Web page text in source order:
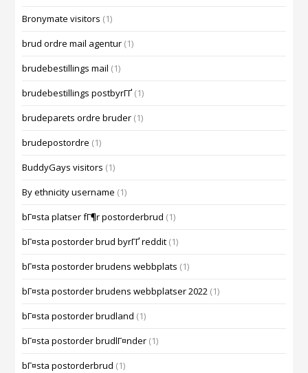
Bronymate visitors (1)
brud ordre mail agentur (1)
brudebestillings mail (1)
brudebestillings postbyrГҐ (1)
brudeparets ordre bruder (1)
brudepostordre (1)
BuddyGays visitors (1)
By ethnicity username (1)
bГ¤sta platser fГ¶r postorderbrud (1)
bГ¤sta postorder brud byrГҐ reddit (1)
bГ¤sta postorder brudens webbplats (1)
bГ¤sta postorder brudens webbplatser 2022 (1)
bГ¤sta postorder brudland (1)
bГ¤sta postorder brudlГ¤nder (1)
bГ¤sta postorderbrud (1)